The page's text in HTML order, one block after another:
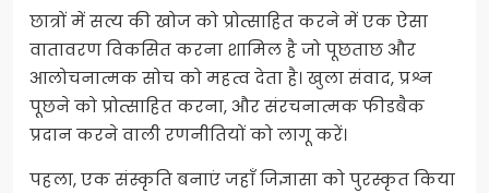
छात्रों में सत्य की खोज को प्रोत्साहित करने में एक ऐसा
वातावरण विकसित करना शामिल है जो पूछताछ और
आलोचनात्मक सोच को महत्व देता है। खुला संवाद, प्रश्न
पूछने को प्रोत्साहित करना, और संरचनात्मक फीडबैक
प्रदान करने वाली रणनीतियों को लागू करें।
पहला, एक संस्कृति बनाएं जहाँ जिज्ञासा को पुरस्कृत किया